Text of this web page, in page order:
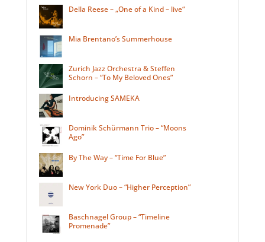
Della Reese – „One of a Kind – live“
Mia Brentano’s Summerhouse
Zurich Jazz Orchestra & Steffen
Schorn – “To My Beloved Ones”
Introducing SAMEKA
Dominik Schürmann Trio – “Moons
Ago”
By The Way – “Time For Blue”
New York Duo – “Higher Perception”
Baschnagel Group – “Timeline
Promenade”